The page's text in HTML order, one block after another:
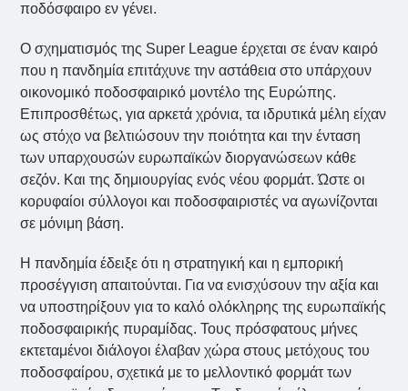
ποδόσφαιρο εν γένει.
Ο σχηματισμός της Super League έρχεται σε έναν καιρό
που η πανδημία επιτάχυνε την αστάθεια στο υπάρχουν
οικονομικό ποδοσφαιρικό μοντέλο της Ευρώπης.
Επιπροσθέτως, για αρκετά χρόνια, τα ιδρυτικά μέλη είχαν
ως στόχο να βελτιώσουν την ποιότητα και την ένταση
των υπαρχουσών ευρωπαϊκών διοργανώσεων κάθε
σεζόν. Και της δημιουργίας ενός νέου φορμάτ. Ώστε οι
κορυφαίοι σύλλογοι και ποδοσφαιριστές να αγωνίζονται
σε μόνιμη βάση.
Η πανδημία έδειξε ότι η στρατηγική και η εμπορική
προσέγγιση απαιτούνται. Για να ενισχύσουν την αξία και
να υποστηρίξουν για το καλό ολόκληρης της ευρωπαϊκής
ποδοσφαιρικής πυραμίδας. Τους πρόσφατους μήνες
εκτεταμένοι διάλογοι έλαβαν χώρα στους μετόχους του
ποδοσφαίρου, σχετικά με το μελλοντικό φορμάτ των